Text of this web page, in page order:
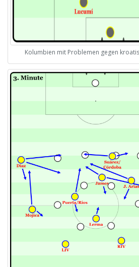
Kolumbien mit Problemen gegen